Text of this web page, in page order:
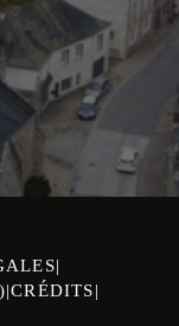
CRÉDITS